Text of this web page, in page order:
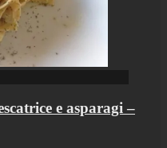
e asparagi –